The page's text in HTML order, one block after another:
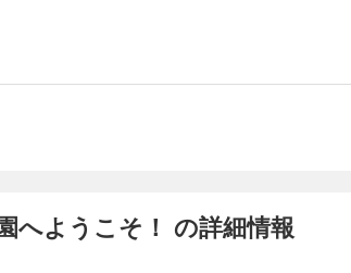
ようこそ！ の詳細情報